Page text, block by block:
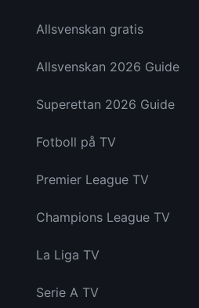
Allsvenskan gratis
Allsvenskan 2026 Guide
Superettan 2026 Guide
Fotboll på TV
Premier League TV
Champions League TV
La Liga TV
Serie A TV